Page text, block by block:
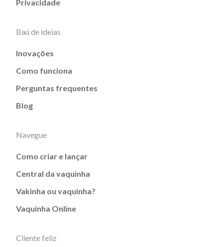
Privacidade
Baú de ideias
Inovações
Como funciona
Perguntas frequentes
Blog
Navegue
Como criar e lançar
Central da vaquinha
Vakinha ou vaquinha?
Vaquinha Online
Cliente feliz